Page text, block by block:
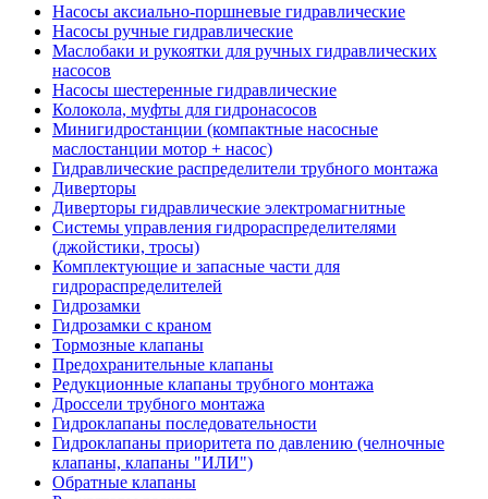
Насосы аксиально-поршневые гидравлические
Насосы ручные гидравлические
Маслобаки и рукоятки для ручных гидравлических
насосов
Насосы шестеренные гидравлические
Колокола, муфты для гидронасосов
Минигидростанции (компактные насосные
маслостанции мотор + насос)
Гидравлические распределители трубного монтажа
Диверторы
Диверторы гидравлические электромагнитные
Системы управления гидрораспределителями
(джойстики, тросы)
Комплектующие и запасные части для
гидрораспределителей
Гидрозамки
Гидрозамки с краном
Тормозные клапаны
Предохранительные клапаны
Редукционные клапаны трубного монтажа
Дроссели трубного монтажа
Гидроклапаны последовательности
Гидроклапаны приоритета по давлению (челночные
клапаны, клапаны "ИЛИ")
Обратные клапаны